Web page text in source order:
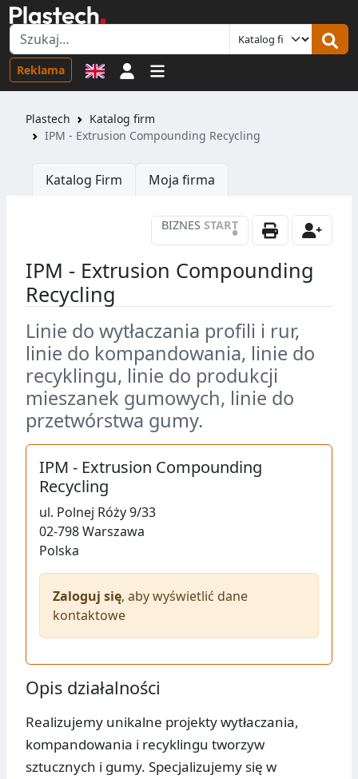
Reklama Logowanie
Plastech
Katalog firm
IPM - Extrusion Compounding Recycling
Katalog Firm Moja firma
BIZNES START
•
IPM - Extrusion Compounding
Recycling
Linie do wytłaczania profili i rur,
linie do kompandowania, linie do
recyklingu, linie do produkcji
mieszanek gumowych, linie do
przetwórstwa gumy.
IPM - Extrusion Compounding
Recycling
ul. Polnej Róży 9/33
02-798Warszawa
Polska
Zaloguj się, aby wyświetlić dane
kontaktowe
Opis działalności
Realizujemy unikalne projekty wytłaczania,
kompandowania i recyklingu tworzyw
sztucznych i gumy. Specjalizujemy się w